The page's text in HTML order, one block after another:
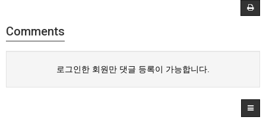
Comments
로그인한 회원만 댓글 등록이 가능합니다.